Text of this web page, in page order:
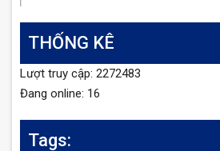
THỐNG KÊ
Lượt truy cập: 2272483
Đang online: 16
Tags: